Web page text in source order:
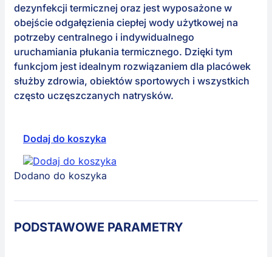
dezynfekcji termicznej oraz jest wyposażone w
obejście odgałęzienia ciepłej wody użytkowej na
potrzeby centralnego i indywidualnego
uruchamiania płukania termicznego. Dzięki tym
funkcjom jest idealnym rozwiązaniem dla placówek
służby zdrowia, obiektów sportowych i wszystkich
często uczęszczanych natrysków.
Dodaj do koszyka
Dodano do koszyka
PODSTAWOWE PARAMETRY